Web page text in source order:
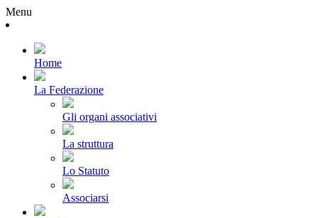
Menu
Home
La Federazione
Gli organi associativi
La struttura
Lo Statuto
Associarsi